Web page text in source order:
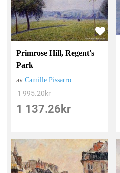
Primrose Hill, Regent's
Park
avCamille Pissarro
1 995.20kr
1 137.26 kr